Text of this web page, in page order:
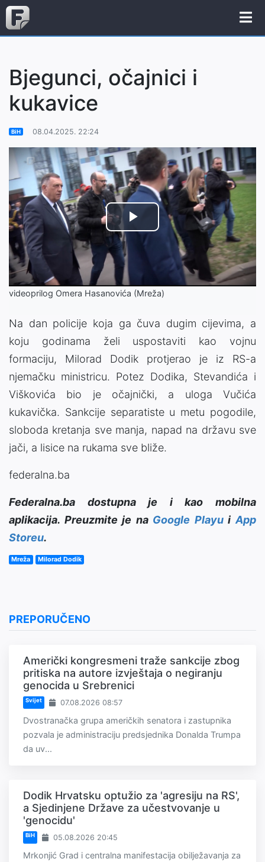
Bjegunci, očajnici i
kukavice
BiH 08.04.2025. 22:24
Play
Video
videoprilog Omera Hasanovića (Mreža)
Na dan policije koja ga čuva dugim cijevima, a
koju godinama želi uspostaviti kao vojnu
formaciju, Milorad Dodik protjerao je iz RS-a
njemačku ministricu. Potez Dodika, Stevandića i
Viškovića bio je očajnički, a uloga Vučića
kukavička. Sankcije separatiste u metu pogodile,
sloboda kretanja sve manja, napad na državu sve
jači, a lisice na rukama sve bliže.
federalna.ba
Federalna.ba dostupna je i kao mobilna
aplikacija. Preuzmite je na Google PlayuiApp
Storeu.
Mreža Milorad Dodik
PREPORUČENO
Američki kongresmeni traže sankcije zbog
pritiska na autore izvještaja o negiranju
genocida u Srebrenici
Svijet 07.08.2026 08:57
Dvostranačka grupa američkih senatora i zastupnika
pozvala je administraciju predsjednika Donalda Trumpa
da uv...
Dodik Hrvatsku optužio za 'agresiju na RS',
a Sjedinjene Države za učestvovanje u
'genocidu'
BiH 05.08.2026 20:45
Mrkonjić Grad i centralna manifestacija obilježavanja za